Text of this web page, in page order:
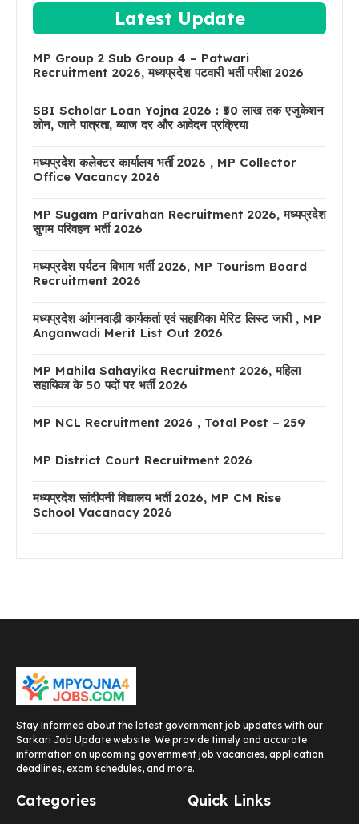
Latest Update
MP Group 2 Sub Group 4 – Patwari
Recruitment 2026, मध्यप्रदेश पटवारी भर्ती परीक्षा 2026
SBI Scholar Loan Yojna 2026 : ₹50 लाख तक एजुकेशन
लोन, जाने पात्रता, ब्याज दर और आवेदन प्रक्रिया
मध्यप्रदेश कलेक्टर कार्यालय भर्ती 2026 , MP Collector
Office Vacancy 2026
MP Sugam Parivahan Recruitment 2026, मध्यप्रदेश
सुगम परिवहन भर्ती 2026
मध्यप्रदेश पर्यटन विभाग भर्ती 2026, MP Tourism Board
Recruitment 2026
मध्यप्रदेश आंगनवाड़ी कार्यकर्ता एवं सहायिका मेरिट लिस्ट जारी , MP
Anganwadi Merit List Out 2026
MP Mahila Sahayika Recruitment 2026, महिला
सहायिका के 50 पदों पर भर्ती 2026
MP NCL Recruitment 2026 , Total Post – 259
MP District Court Recruitment 2026
मध्यप्रदेश सांदीपनी विद्यालय भर्ती 2026, MP CM Rise
School Vacanacy 2026
Stay informed about the latest government job updates with our
Sarkari Job Update website. We provide timely and accurate
information on upcoming government job vacancies, application
deadlines, exam schedules, and more.
Categories Quick Links